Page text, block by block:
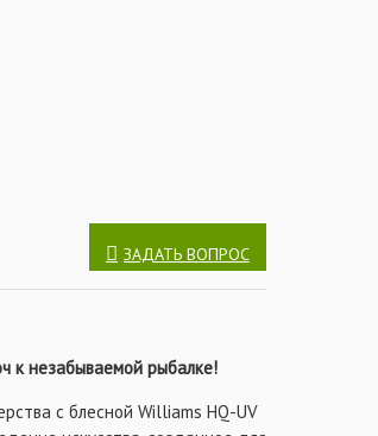
ЗАДАТЬ ВОПРОС
к незабываемой рыбалке!
с блесной Williams HQ-UV